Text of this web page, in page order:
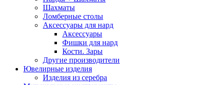
Шахматы
Ломберные столы
Аксессуары для нард
Аксессуары
Фишки для нард
Кости. Зары
Другие производители
Ювелирные изделия
Изделия из серебра